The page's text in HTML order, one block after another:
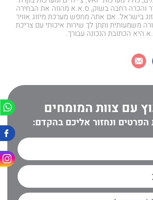
והכרה רחבה בשוק, ס.א.א מהווה את הבחירה
בישראל. אם אתה מחפש מערכת מיזוג אוויר
משמעותית ותתן לך שירות איכותי עם צריכת
היא הכתובת הנכונה עבורך.
עם צוות המומחים
ונחזור אליכם בהקדם: